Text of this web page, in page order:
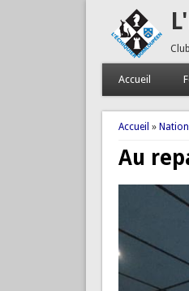
Accueil
Vous
Accueil »
Au